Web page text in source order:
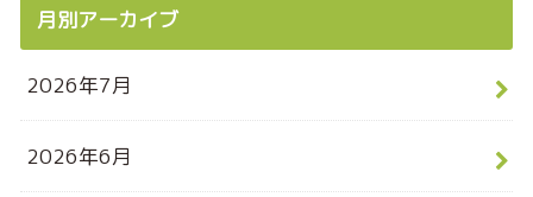
月別アーカイブ
2026年7月
2026年6月